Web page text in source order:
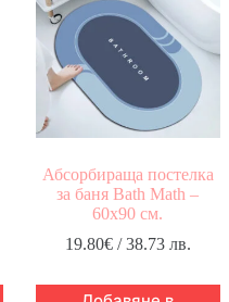
Абсорбираща постелка
за баня Bath Math –
60х90 см.
19.80€/ 38.73 лв.